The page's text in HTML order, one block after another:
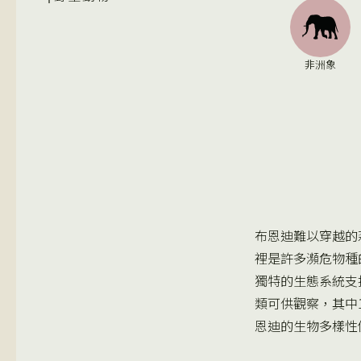
非洲象
布恩迪難以穿越
裡是許多瀕危物
獨特的生態系統
類可供觀察，其
恩迪的生物多樣